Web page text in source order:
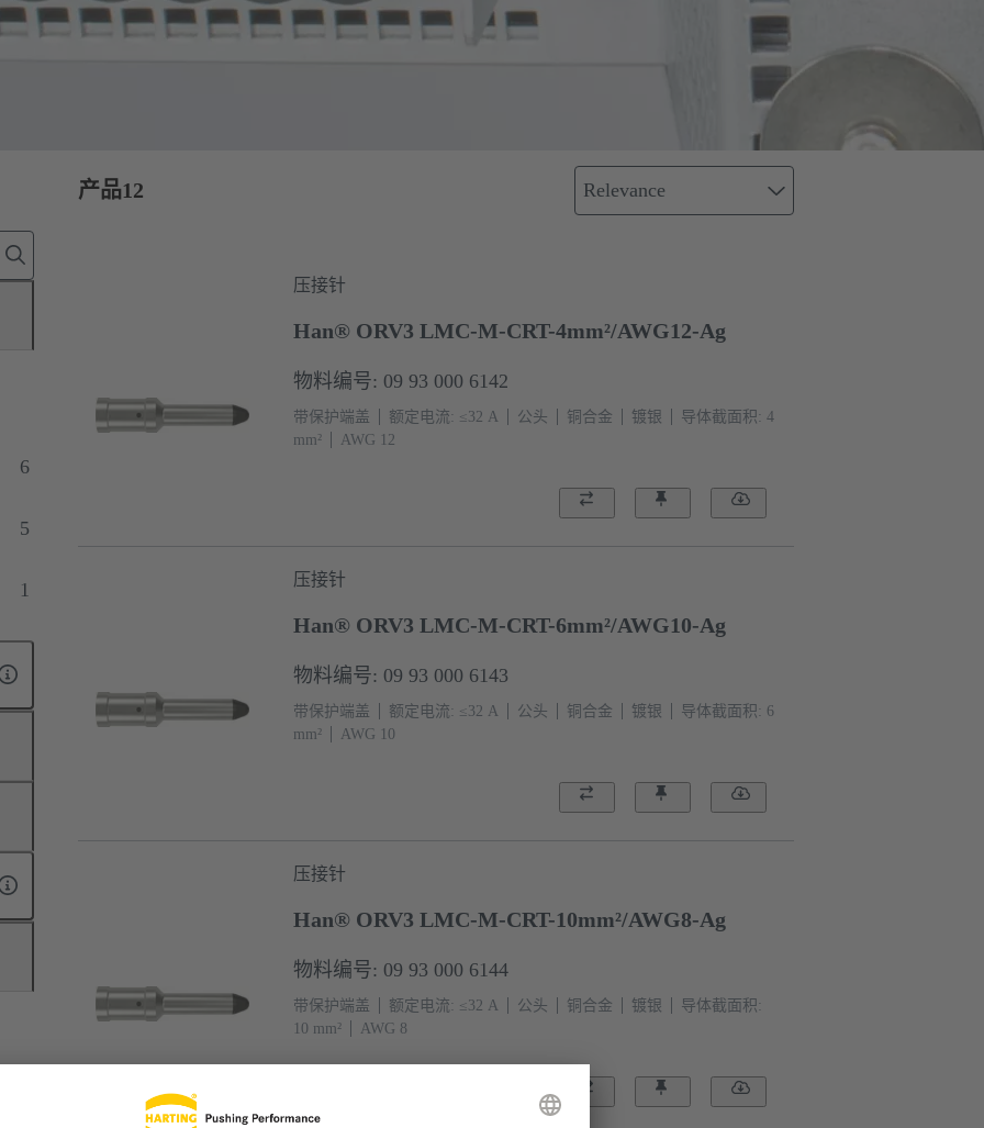
6
5
1
产品12 Relevance
压接针
Han® ORV3 LMC-M-CRT-4mm²/AWG12-Ag
物料编号: 09 93 000 6142
带保护端盖 额定电流: ≤32 A 公头 铜合金 镀银
导体截面积: 4
mm²
AWG 12
压接针
Han® ORV3 LMC-M-CRT-6mm²/AWG10-Ag
物料编号: 09 93 000 6143
带保护端盖 额定电流: ≤32 A 公头 铜合金 镀银
导体截面积: 6
mm²
AWG 10
压接针
Han® ORV3 LMC-M-CRT-10mm²/AWG8-Ag
物料编号: 09 93 000 6144
带保护端盖 额定电流: ≤32 A 公头 铜合金 镀银
导体截面积:
10 mm²
AWG 8